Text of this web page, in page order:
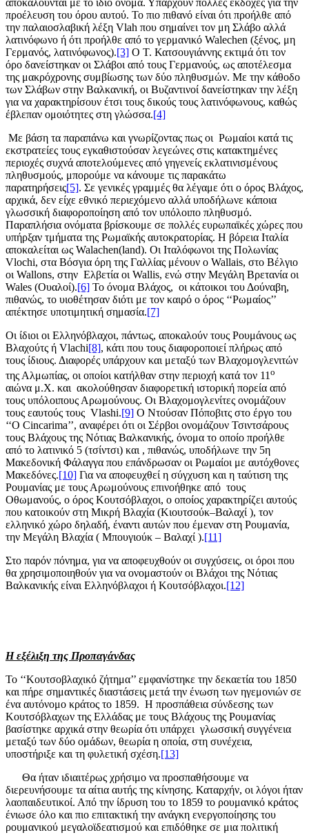
αποκαλούνται με το ίδιο όνομα. Υπάρχουν πολλές εκδοχές για την
προέλευση του όρου αυτού. Το πιο πιθανό είναι ότι προήλθε από
την παλαιοσλαβική λέξη Vlah που σημαίνει τον μη Σλάβο αλλά
λατινόφωνο ή ότι προήλθε από το γερμανικό Walechen (ξένος, μη
Γερμανός, λατινόφωνος).[3] Ο Τ. Κατσουγιάννης εκτιμά ότι τον
όρο δανείστηκαν οι Σλάβοι από τους Γερμανούς, ως αποτέλεσμα
της μακρόχρονης συμβίωσης των δύο πληθυσμών. Με την κάθοδο
των Σλάβων στην Βαλκανική, οι Βυζαντινοί δανείστηκαν την λέξη
για να χαρακτηρίσουν έτσι τους δικούς τους λατινόφωνους, καθώς
έβλεπαν ομοιότητες στη γλώσσα.[4]
Με βάση τα παραπάνω και γνωρίζοντας πως οι Ρωμαίοι κατά τις
εκστρατείες τους εγκαθιστούσαν λεγεώνες στις κατακτημένες
περιοχές συχνά αποτελούμενες από γηγενείς εκλατινισμένους
πληθυσμούς, μπορούμε να κάνουμε τις παρακάτω
παρατηρήσεις[5]. Σε γενικές γραμμές θα λέγαμε ότι ο όρος Βλάχος,
αρχικά, δεν είχε εθνικό περιεχόμενο αλλά υποδήλωνε κάποια
γλωσσική διαφοροποίηση από τον υπόλοιπο πληθυσμό.
Παραπλήσια ονόματα βρίσκουμε σε πολλές ευρωπαϊκές χώρες που
υπήρξαν τμήματα της Ρωμαϊκής αυτοκρατορίας. Η βόρεια Ιταλία
αποκαλείται ως Walachen(land). Οι Ιταλόφωνοι της Πολωνίας
Vlochi, στα Βόσγια όρη της Γαλλίας μένουν ο Wallais, στο Βέλγιο
οι Wallons, στην Ελβετία οι Wallis, ενώ στην Μεγάλη Βρετανία οι
Wales (Ουαλοί).[6] Το όνομα Βλάχος, οι κάτοικοι του Δούναβη,
πιθανώς, το υιοθέτησαν διότι με τον καιρό ο όρος ‘‘Ρωμαίος’’
απέκτησε υποτιμητική σημασία.[7]
Οι ίδιοι οι Ελληνόβλαχοι, πάντως, αποκαλούν τους Ρουμάνους ως
Βλαχούτς ή Vlachi[8], κάτι που τους διαφοροποιεί πλήρως από
τους ίδιους. Διαφορές υπάρχουν και μεταξύ των Βλαχομογλενιτών
της Αλμωπίας, οι οποίοι κατήλθαν στην περιοχή κατά τον 11 ο
αιώνα μ.Χ. και ακολούθησαν διαφορετική ιστορική πορεία από
τους υπόλοιπους Αρωμούνους. Οι Βλαχομογλενίτες ονομάζουν
τους εαυτούς τους Vlashi.[9] Ο Ντούσαν Πόποβιτς στο έργο του
‘‘O Cincarima’’, αναφέρει ότι οι Σέρβοι ονομάζουν Τσιντσάρους
τους Βλάχους της Νότιας Βαλκανικής, όνομα το οποίο προήλθε
από το λατινικό 5 (τσίντσι) και , πιθανώς, υποδήλωνε την 5η
Μακεδονική Φάλαγγα που επάνδρωσαν οι Ρωμαίοι με αυτόχθονες
Μακεδόνες.[10] Για να αποφευχθεί η σύγχυση και η ταύτιση της
Ρουμανίας με τους Αρωμούνους επινοήθηκε από τους
Οθωμανούς, ο όρος Κουτσόβλαχοι, ο οποίος χαρακτηρίζει αυτούς
που κατοικούν στη Μικρή Βλαχία (Κιουτσούκ–Βαλαχί ), τον
ελληνικό χώρο δηλαδή, έναντι αυτών που έμεναν στη Ρουμανία,
την Μεγάλη Βλαχία ( Μπουγιούκ – Βαλαχί ).[11]
Στο παρόν πόνημα, για να αποφευχθούν οι συγχύσεις, οι όροι που
θα χρησιμοποιηθούν για να ονομαστούν οι Βλάχοι της Νότιας
Βαλκανικής είναι Ελληνόβλαχοι ή Κουτσόβλαχοι.[12]
Η εξέλιξη της Προπαγάνδας
Το ‘‘Κουτσοβλαχικό ζήτημα’’ εμφανίστηκε την δεκαετία του 1850
και πήρε σημαντικές διαστάσεις μετά την ένωση των ηγεμονιών σε
ένα αυτόνομο κράτος το 1859. Η προσπάθεια σύνδεσης των
Κουτσόβλαχων της Ελλάδας με τους Βλάχους της Ρουμανίας
βασίστηκε αρχικά στην θεωρία ότι υπάρχει γλωσσική συγγένεια
μεταξύ των δύο ομάδων, θεωρία η οποία, στη συνέχεια,
υποστήριξε και τη φυλετική σχέση.[13]
Θα ήταν ιδιαιτέρως χρήσιμο να προσπαθήσουμε να
διερευνήσουμε τα αίτια αυτής της κίνησης. Καταρχήν, οι λόγοι ήταν
λαοπαιδευτικοί. Από την ίδρυση του το 1859 το ρουμανικό κράτος
ένιωσε όλο και πιο επιτακτική την ανάγκη ενεργοποίησης του
ρουμανικού μεγαλοϊδεατισμού και επιδόθηκε σε μια πολιτική